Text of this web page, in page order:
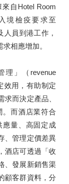
自Hotel Room
境檢疫要求至
人員到港工作，
相應增加。
理」（revenue
效用，有助制定
而決定產品、
而酒店業符合
應量、高固定成
、管理定價差異
酒店可透過「收
、發展新銷售渠
顧客群資料，分